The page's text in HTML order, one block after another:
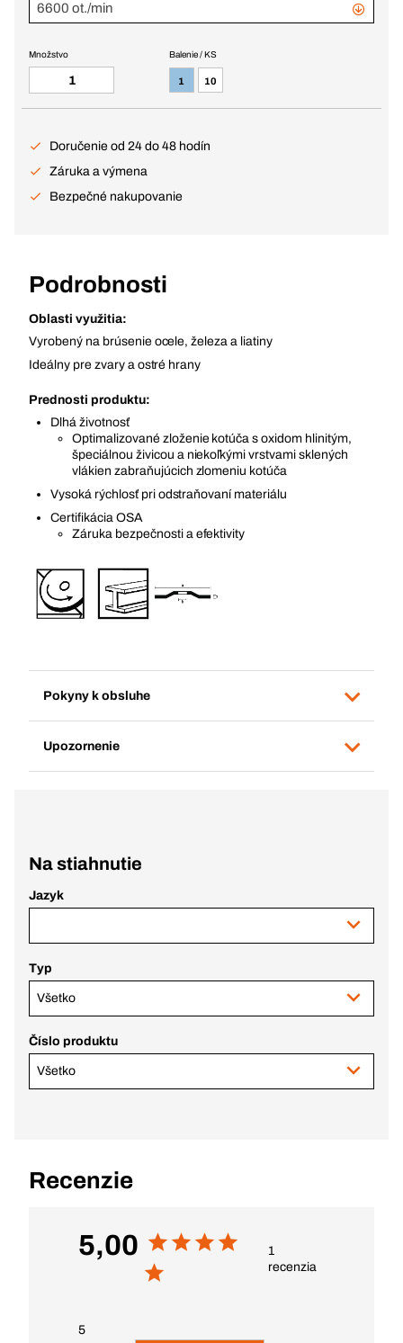
6600 ot./min
Balenie / KS
1 10
Množstvo
Doručenie od 24 do 48 hodín
Záruka a výmena
Bezpečné nakupovanie
Podrobnosti
Oblasti využitia:
Vyrobený na brúsenie ocele, železa a liatiny
Ideálny pre zvary a ostré hrany
Prednosti produktu:
Dlhá životnosť
Optimalizované zloženie kotúča s oxidom hlinitým,
špeciálnou živicou a niekoľkými vrstvami sklených
vlákien zabraňujúcich zlomeniu kotúča
Vysoká rýchlosť pri odstraňovaní materiálu
Certifikácia OSA
Záruka bezpečnosti a efektivity
Pokyny k obsluhe
Upozornenie
Na stiahnutie
Jazyk
Typ
Všetko
Číslo produktu
Všetko
Recenzie
5,00
1
recenzia
5